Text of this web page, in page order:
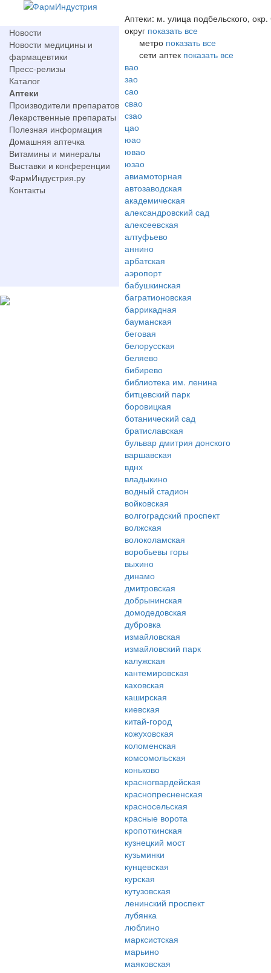
Новости
Новости медицины и
фармацевтики
Пресс-релизы
Каталог
Аптеки
Производители препаратов
Лекарственные препараты
Полезная информация
Домашняя аптечка
Витамины и минералы
Выставки и конференции
ФармИндустрия.ру
Контакты
Аптеки: м. улица подбельского,
округ показать все
метро показать все
сети аптек показать все
вао
зао
сао
свао
сзао
цао
юао
ювао
юзао
авиамоторная
автозаводская
академическая
александровский сад
алексеевская
алтуфьево
аннино
арбатская
аэропорт
бабушкинская
багратионовская
баррикадная
бауманская
беговая
белорусская
беляево
бибирево
библиотека им. ленина
битцевский парк
боровицкая
ботанический сад
братиславская
бульвар дмитрия донского
варшавская
вднх
владыкино
водный стадион
войковская
волгоградский проспект
волжская
волоколамская
воробьевы горы
выхино
динамо
дмитровская
добрынинская
домодедовская
дубровка
измайловская
измайловский парк
калужская
кантемировская
каховская
каширская
киевская
китай-город
кожуховская
коломенская
комсомольская
коньково
красногвардейская
краснопресненская
красносельская
красные ворота
кропоткинская
кузнецкий мост
кузьминки
кунцевская
курская
кутузовская
ленинский проспект
лубянка
люблино
марксистская
марьино
маяковская